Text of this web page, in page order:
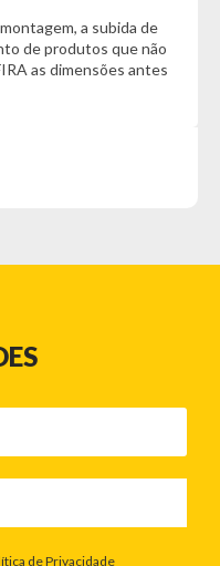
e micro-ondas
por mais tempo
conter vidro ou
para solicitar a
a data da entrega)
a subida de
de produtos que não
as dimensões antes
de Privacidade